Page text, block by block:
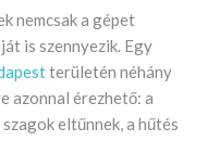
nemcsak a gépet
is szennyezik. Egy
területén néhány
azonnal érezhető: a
eltűnnek, a hűtés